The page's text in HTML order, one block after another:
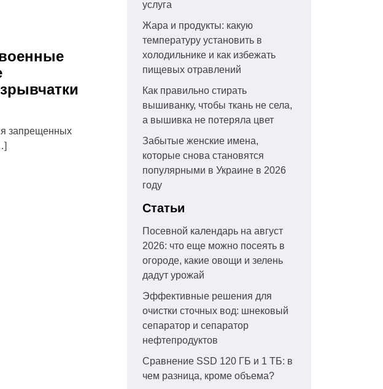
запрещенных
услуга
Жара и продукты: какую
температуру установить в
холодильнике и как избежать
пищевых отравлений
Как правильно стирать
вышиванку, чтобы ткань не села,
а вышивка не потеряла цвет
Забытые женские имена,
которые снова становятся
популярными в Украине в 2026
году
Статьи
Посевной календарь на август
2026: что еще можно посеять в
огороде, какие овощи и зелень
дадут урожай
Эффективные решения для
очистки сточных вод: шнековый
сепаратор и сепаратор
нефтепродуктов
Сравнение SSD 120 ГБ и 1 ТБ: в
чем разница, кроме объема?